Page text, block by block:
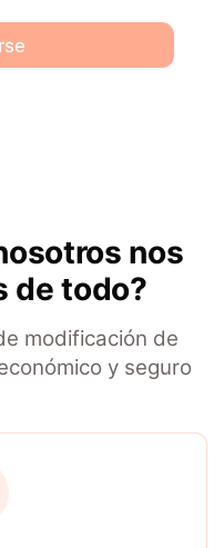
nos
de todo?
modificación de
y seguro